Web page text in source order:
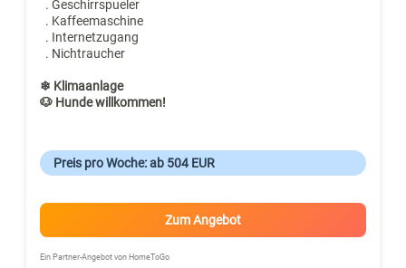
. Geschirrspueler
. Kaffeemaschine
. Internetzugang
. Nichtraucher
❄ Klimaanlage
🐶 Hunde willkommen!
Preis pro Woche: ab 504 EUR
Zum Angebot
Ein Partner-Angebot von HomeToGo